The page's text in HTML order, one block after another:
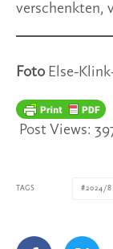
verschenkten,
Foto Else-
Post Views:
TAGS 2024/8